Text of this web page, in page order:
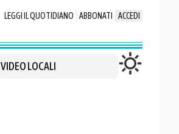
LEGGI IL QUOTIDIANO ABBONATI ACCEDI
VIDEO LOCALI